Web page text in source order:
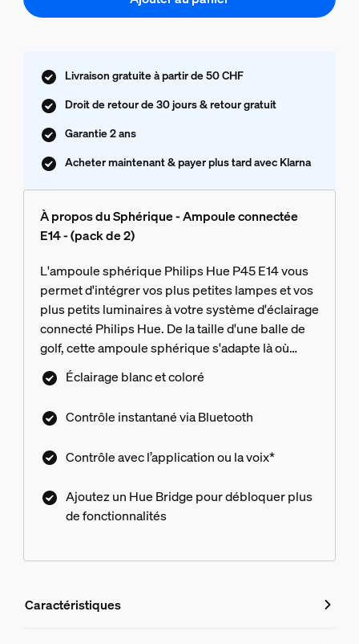
Livraison gratuite à partir de 50 CHF
Droit de retour de 30 jours & retour gratuit
Garantie 2 ans
Acheter maintenant & payer plus tard avec Klarna
À propos du Sphérique - Ampoule connectée
E14 - (pack de 2)
L'ampoule sphérique Philips Hue P45 E14 vous
permet d'intégrer vos plus petites lampes et vos
plus petits luminaires à votre système d'éclairage
connecté Philips Hue. De la taille d'une balle de
golf, cette ampoule sphérique s'adapte là où
d'autres ampoules E14 plus longues ne le
peuvent pas. Disponible en White, White
ampoule sphérique apporte des millions de
n'importe quelle pièce de votre maison.
Éclairage blanc et coloré
Contrôle instantané via Bluetooth
Contrôle avec l’application ou la voix*
Ajoutez un Hue Bridge pour débloquer plus
de fonctionnalités
Caractéristiques